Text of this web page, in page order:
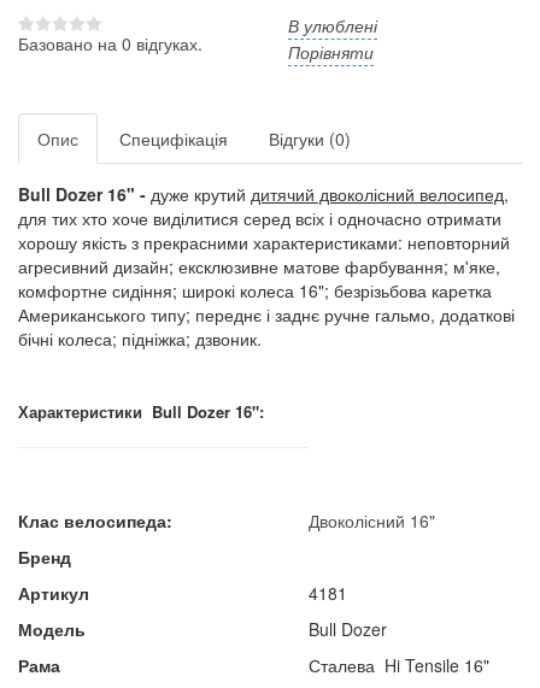
Базовано на 0 відгуках.
В улюблені
Порівняти
Опис Специфікація Відгуки (0)
Bull Dozer 16" - дуже крутий дитячий двоколісний велосипед,
для тих хто хоче виділитися серед всіх і одночасно отримати
хорошу якість з прекрасними характеристиками: неповторний
агресивний дизайн; ексклюзивне матове фарбування; м'яке,
комфортне сидіння; широкі колеса 16"; безрізьбова каретка
Американського типу; переднє і заднє ручне гальмо, додаткові
бічні колеса; підніжка; дзвоник.
Характеристики Bull Dozer 16":
Клас велосипеда:
Двоколісний 16"
Бренд
Артикул
4181
Модель
Bull Dozer
Рама
Сталева Hi Tensile 16"